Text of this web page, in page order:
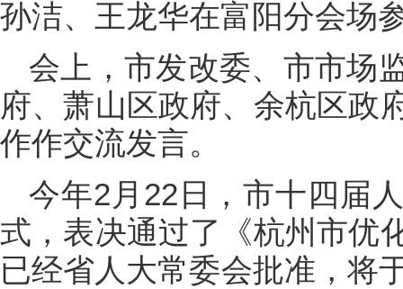
孙洁、王龙华在富阳分会场
会上，市发改委、市市场
府、萧山区政府、余杭区政
作作交流发言。
今年2月22日，市十四届
式，表决通过了《杭州市优
已经省人大常委会批准，将